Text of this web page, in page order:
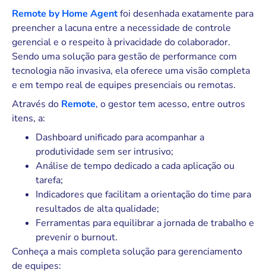
Remote by Home Agentfoi desenhada exatamente para
preencher a lacuna entre a necessidade de controle
gerencial e o respeito à privacidade do colaborador.
Sendo uma solução para gestão de performance com
tecnologia não invasiva, ela oferece uma visão completa
e em tempo real de equipes presenciais ou remotas.
Através do Remote, o gestor tem acesso, entre outros
itens, a:
Dashboard unificado para acompanhar a
produtividade sem ser intrusivo;
Análise de tempo dedicado a cada aplicação ou
tarefa;
Indicadores que facilitam a orientação do time para
resultados de alta qualidade;
Ferramentas para equilibrar a jornada de trabalho e
prevenir o burnout.
Conheça a mais completa solução para gerenciamento
de equipes: